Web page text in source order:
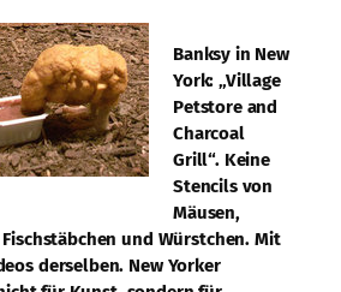
Banksy in New
York: „Village
Petstore and
Charcoal
Grill“. Keine
Stencils von
Mäusen,
und Würstchen. Mit
derselben. New Yorker